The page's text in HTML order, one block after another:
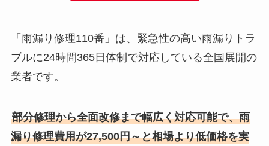
「雨漏り修理110番」は、緊急性の高い雨漏りトラ
ブルに24時間365日体制で対応している全国展開の
業者です。
部分修理から全面改修まで幅広く対応可能で、雨
漏り修理費用が27,500円～と相場より低価格を実